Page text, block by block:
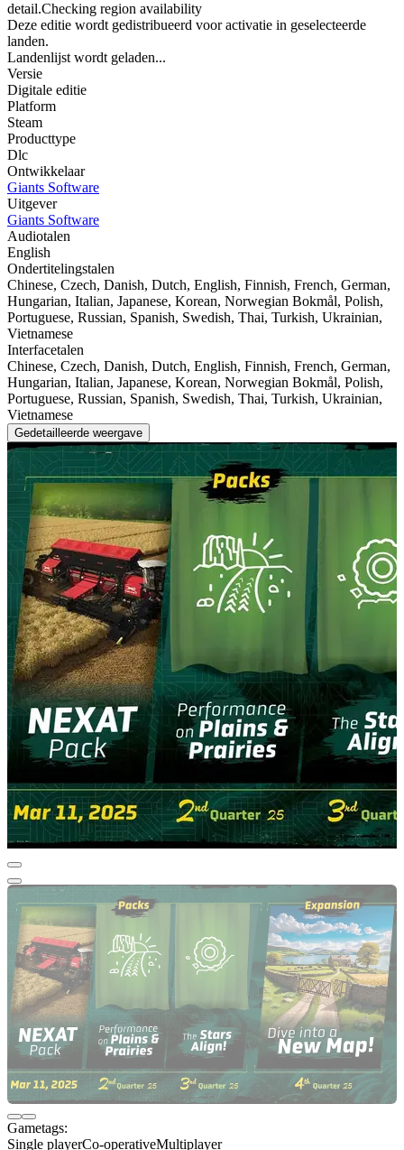
detail.Checking region availability
Deze editie wordt gedistribueerd voor activatie in geselecteerde
landen.
Landenlijst wordt geladen...
Versie
Digitale editie
Platform
Steam
Producttype
Dlc
Ontwikkelaar
Giants Software
Uitgever
Giants Software
Audiotalen
English
Ondertitelingstalen
Chinese, Czech, Danish, Dutch, English, Finnish, French, German,
Hungarian, Italian, Japanese, Korean, Norwegian Bokmål, Polish,
Portuguese, Russian, Spanish, Swedish, Thai, Turkish, Ukrainian,
Vietnamese
Interfacetalen
Chinese, Czech, Danish, Dutch, English, Finnish, French, German,
Hungarian, Italian, Japanese, Korean, Norwegian Bokmål, Polish,
Portuguese, Russian, Spanish, Swedish, Thai, Turkish, Ukrainian,
Vietnamese
Gedetailleerde weergave
Gametags:
Single playerCo-operativeMultiplayer